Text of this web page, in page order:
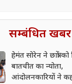
सम्बंधित खबर
हेमंत सोरेन ने छात्रों को
बातचीत का न्योता,
आंदोलनकारियों ने